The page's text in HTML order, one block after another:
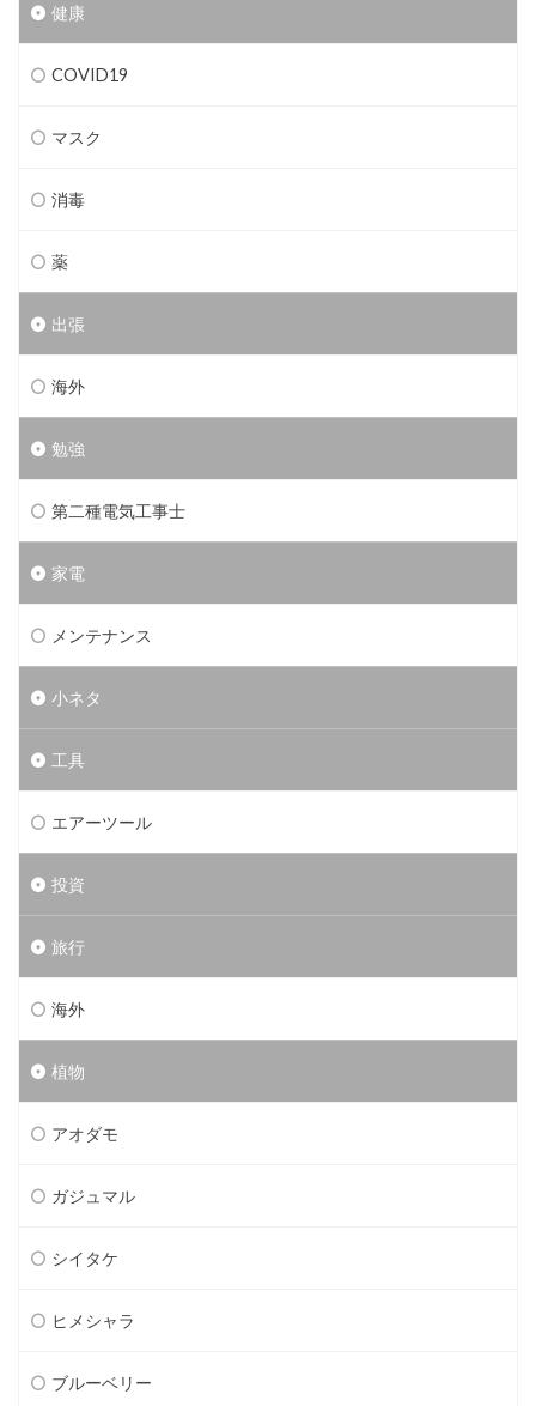
健康
COVID19
マスク
消毒
薬
出張
海外
勉強
第二種電気工事士
家電
メンテナンス
小ネタ
工具
エアーツール
投資
旅行
海外
植物
アオダモ
ガジュマル
シイタケ
ヒメシャラ
ブルーベリー